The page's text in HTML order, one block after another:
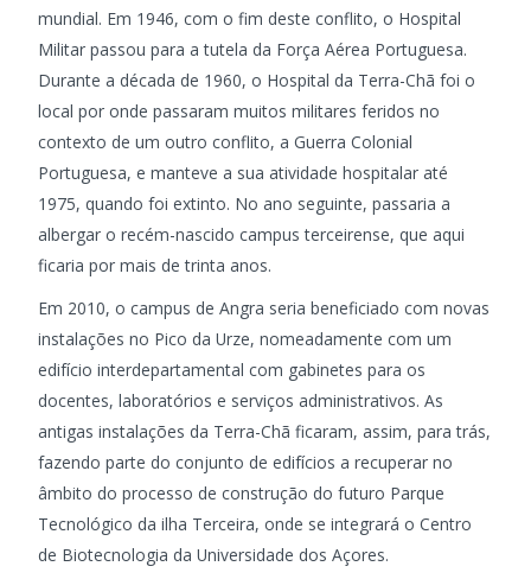
mundial. Em 1946, com o fim deste conflito, o Hospital
Militar passou para a tutela da Força Aérea Portuguesa.
Durante a década de 1960, o Hospital da Terra-Chã foi o
local por onde passaram muitos militares feridos no
contexto de um outro conflito, a Guerra Colonial
Portuguesa, e manteve a sua atividade hospitalar até
1975, quando foi extinto. No ano seguinte, passaria a
albergar o recém-nascido campus terceirense, que aqui
ficaria por mais de trinta anos.
Em 2010, o campus de Angra seria beneficiado com novas
instalações no Pico da Urze, nomeadamente com um
edifício interdepartamental com gabinetes para os
docentes, laboratórios e serviços administrativos. As
antigas instalações da Terra-Chã ficaram, assim, para trás,
fazendo parte do conjunto de edifícios a recuperar no
âmbito do processo de construção do futuro Parque
Tecnológico da ilha Terceira, onde se integrará o Centro
de Biotecnologia da Universidade dos Açores.